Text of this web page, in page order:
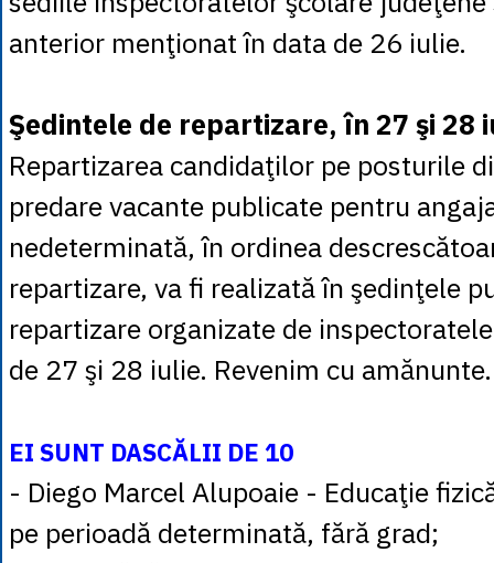
anterior menţionat în data de 26 iulie.
Şedintele de repartizare, în 27 şi 28
Repartizarea candidaţilor pe posturile
predare vacante publicate pentru
nedeterminată, în ordinea
repartizare, va fi realizată în şedinţele
repartizare organizate de
de 27 şi 28 iulie. Revenim cu amănunte.
EI SUNT DASCĂLII DE 10
- Diego Marcel Alupoaie - Educaţie
pe perioadă determinată, fără grad;